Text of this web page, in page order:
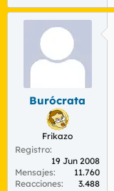
Burócrata
Frikazo
Registro
19 Jun 2008
Mensajes
11.760
Reacciones
3.488